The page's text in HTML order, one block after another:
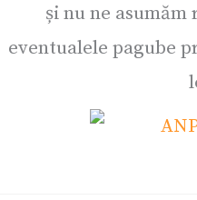
și nu ne
eventualele pagube